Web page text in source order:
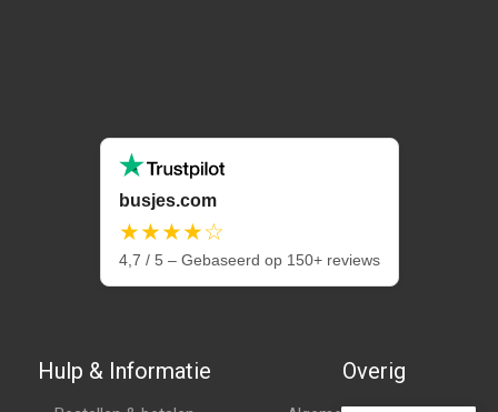
busjes.com
★★★★☆
4,7 / 5 – Gebaseerd op 150+ reviews
Hulp & Informatie Overig